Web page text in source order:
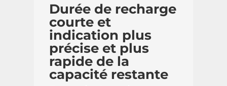
Durée de recharge
courte et
indication plus
précise et plus
rapide de la
capacité restante